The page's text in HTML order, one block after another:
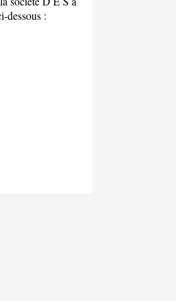
dessous :